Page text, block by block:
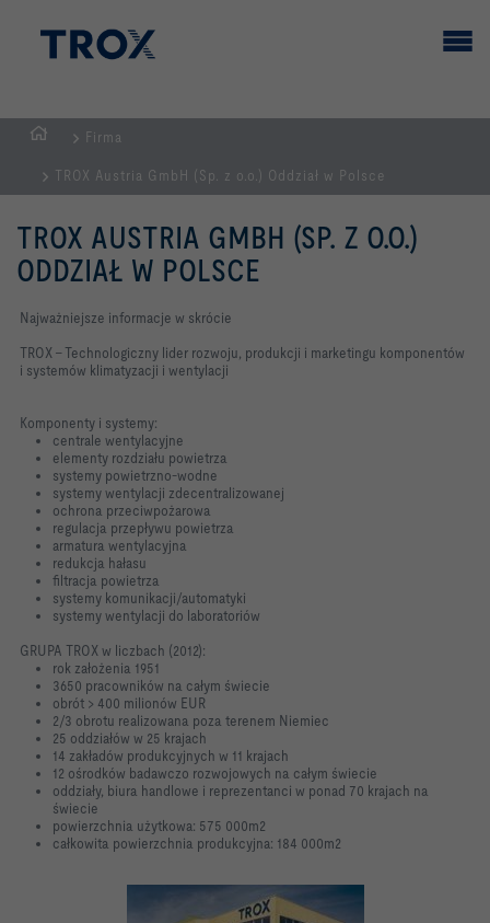
GŁÓWNA
Firma
TROX Austria GmbH (Sp. z o.o.) Oddział w Polsce
TROX AUSTRIA GMBH (SP. Z O.O.)
ODDZIAŁ W POLSCE
Najważniejsze informacje w skrócie
TROX – Technologiczny lider rozwoju, produkcji i marketingu komponentów
i systemów klimatyzacji i wentylacji
Komponenty i systemy:
centrale wentylacyjne
elementy rozdziału powietrza
systemy powietrzno-wodne
systemy wentylacji zdecentralizowanej
ochrona przeciwpożarowa
regulacja przepływu powietrza
armatura wentylacyjna
redukcja hałasu
filtracja powietrza
systemy komunikacji/automatyki
systemy wentylacji do laboratoriów
GRUPA TROX w liczbach (2012):
rok założenia 1951
3650 pracowników na całym świecie
obrót > 400 milionów EUR
2/3 obrotu realizowana poza terenem Niemiec
25 oddziałów w 25 krajach
14 zakładów produkcyjnych w 11 krajach
12 ośrodków badawczo rozwojowych na całym świecie
oddziały, biura handlowe i reprezentanci w ponad 70 krajach na
świecie
powierzchnia użytkowa: 575 000m2
całkowita powierzchnia produkcyjna: 184 000m2